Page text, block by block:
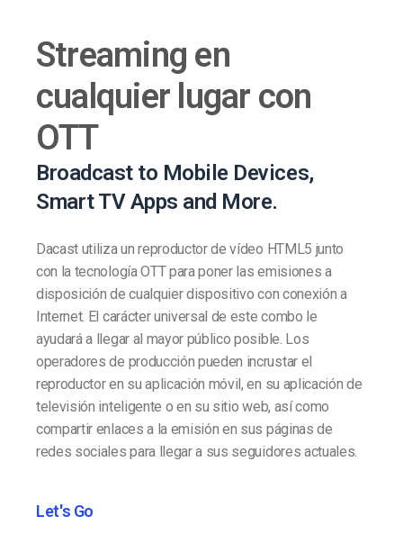
Streaming en
cualquier lugar con
OTT
Broadcast to Mobile Devices,
Smart TV Apps and More.
Dacast utiliza un reproductor de vídeo HTML5 junto
con la tecnología OTT para poner las emisiones a
disposición de cualquier dispositivo con conexión a
Internet. El carácter universal de este combo le
ayudará a llegar al mayor público posible. Los
operadores de producción pueden incrustar el
reproductor en su aplicación móvil, en su aplicación de
televisión inteligente o en su sitio web, así como
compartir enlaces a la emisión en sus páginas de
redes sociales para llegar a sus seguidores actuales.
Let's Go